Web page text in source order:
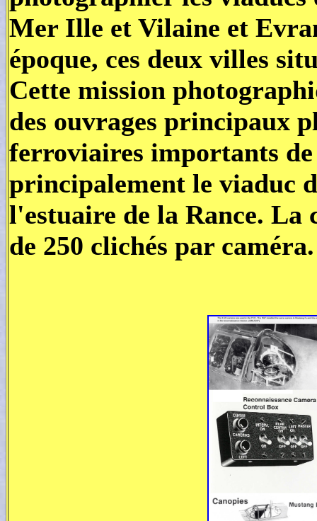
Mer Ille et Vilaine et
époque, ces deux villes
Cette mission
des ouvrages principaux
ferroviaires importants
principalement le viaduc
l'estuaire de la Rance. La
de 250 clichés par caméra.